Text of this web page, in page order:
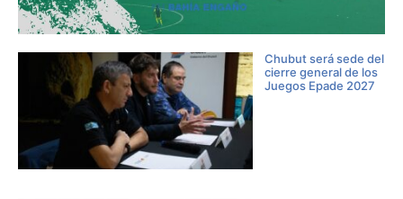
Chubut será sede del
cierre general de los
Juegos Epade 2027